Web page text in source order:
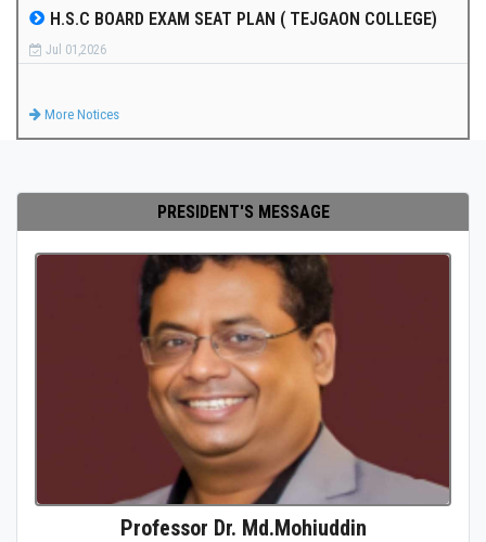
RESULTS
H.S.C BOARD EXAM SEAT PLAN ( TEJGAON COLLEGE)
Jul 01,2026
More Notices
PRESIDENT'S MESSAGE
Professor Dr. Md.Mohiuddin